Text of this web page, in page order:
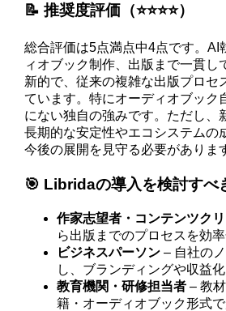
📝 推奨度評価（⭐️⭐️⭐️⭐️）
総合評価は5点満点中4点です。AI
ィオブック制作、出版まで一貫し
新的で、従来の複雑な出版プロセ
ています。特にオーディオブック
にない独自の強みです。ただし、
長期的な安定性やエコシステムの
今後の展開を見守る必要がありま
🎯 Libridaの導入を検討すべ
作家志望者・コンテンツク
ら出版までのプロセスを効
ビジネスパーソン – 自社の
し、ブランディングや収益
教育機関・研修担当者 – 教
籍・オーディオブック形式